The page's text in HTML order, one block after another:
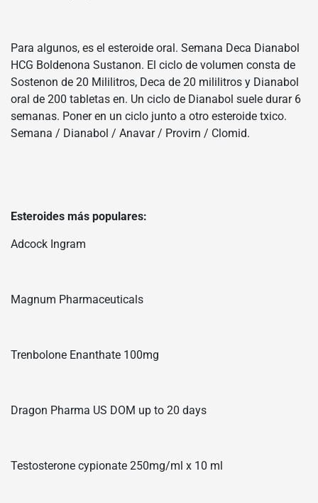
Para algunos, es el esteroide oral. Semana Deca Dianabol
HCG Boldenona Sustanon. El ciclo de volumen consta de
Sostenon de 20 Mililitros, Deca de 20 mililitros y Dianabol
oral de 200 tabletas en. Un ciclo de Dianabol suele durar 6
semanas. Poner en un ciclo junto a otro esteroide txico.
Semana / Dianabol / Anavar / Provirn / Clomid.
Esteroides más populares:
Adcock Ingram
Magnum Pharmaceuticals
Trenbolone Enanthate 100mg
Dragon Pharma US DOM up to 20 days
Testosterone cypionate 250mg/ml x 10 ml